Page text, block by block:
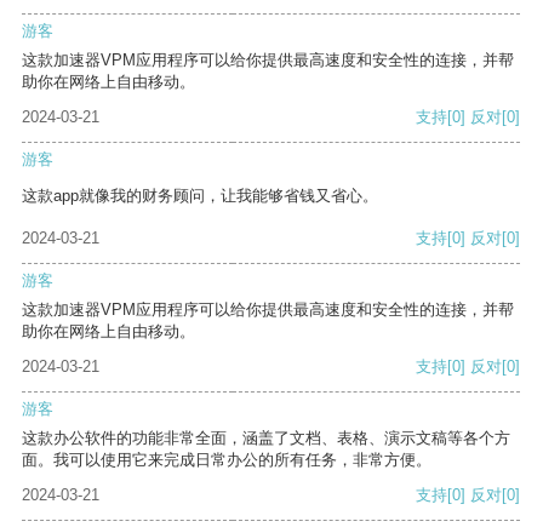
游客
这款加速器VPM应用程序可以给你提供最高速度和安全性的连接，并帮
助你在网络上自由移动。
2024-03-21
支持[0] 反对[0]
游客
这款app就像我的财务顾问，让我能够省钱又省心。
2024-03-21 支持[0] 反对[0]
游客
这款加速器VPM应用程序可以给你提供最高速度和安全性的连接，并帮
助你在网络上自由移动。
2024-03-21
支持[0] 反对[0]
游客
这款办公软件的功能非常全面，涵盖了文档、表格、演示文稿等各个方
面。我可以使用它来完成日常办公的所有任务，非常方便。
2024-03-21
支持[0] 反对[0]